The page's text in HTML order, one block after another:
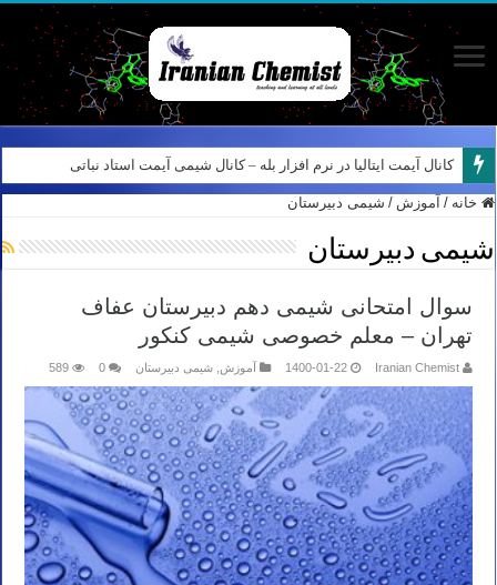
کانال آیمت ایتالیا در نرم افزار بله – کانال شیمی آیمت استاد نباتی
خانه / آموزش / شیمی دبیرستان
شیمی دبیرستان
سوال امتحانی شیمی دهم دبیرستان عفاف
تهران – معلم خصوصی شیمی کنکور
Iranian Chemist
1400-01-22 آموزش شیمی دبیرستان 0
589